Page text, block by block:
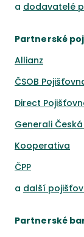
a dodavatelé
Partnerské
Allianz
ČSOB
Direct
Generali
Kooperativa
ČPP
a další
Partnerské